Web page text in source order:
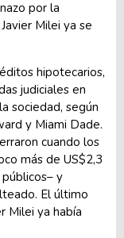
por la
Milei ya se
hipotecarios,
judiciales en
sociedad, según
y Miami Dade.
cuando los
más de US$2,3
y
El último
Milei ya había